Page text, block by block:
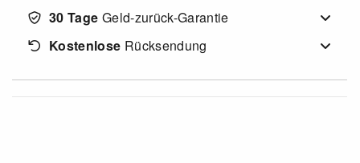
30 Tage Geld-zurück-Garantie
Kostenlose Rücksendung